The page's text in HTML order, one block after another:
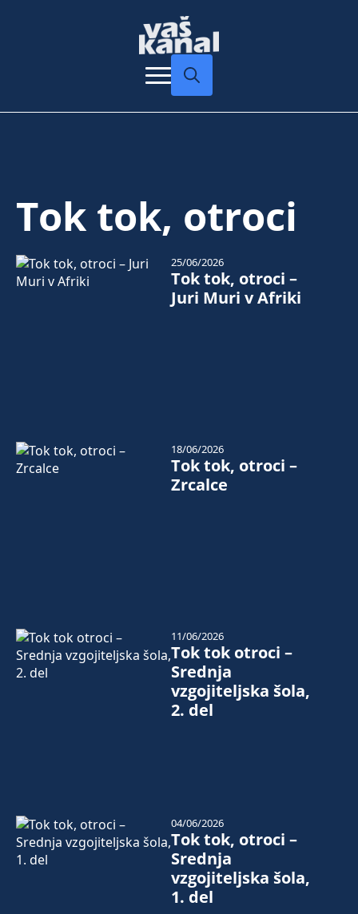
Tok tok, otroci
Tok tok, otroci –
Juri Muri v Afriki
25/06/2026
Tok tok, otroci –
Zrcalce
18/06/2026
Tok tok otroci –
Srednja
vzgojiteljska šola,
2. del
11/06/2026
Tok tok, otroci –
Srednja
vzgojiteljska šola,
1. del
04/06/2026